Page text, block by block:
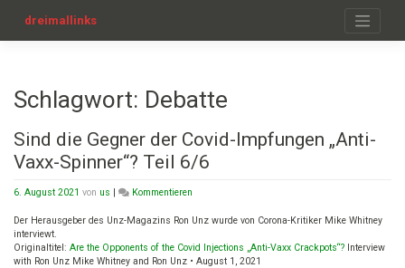
dreimallinks
Schlagwort: Debatte
Sind die Gegner der Covid-Impfungen „Anti-
Vaxx-Spinner“? Teil 6/6
6. August 2021 von us Kommentieren
die
der
Covid-
Der Herausgeber des Unz-Magazins Ron Unz wurde von Corona-Kritiker Mike Whitney
interviewt.
Originaltitel: Are the Opponents of the Covid Injections „Anti-Vaxx Crackpots“? Interview
with Ron Unz Mike Whitney and Ron Unz • August 1, 2021